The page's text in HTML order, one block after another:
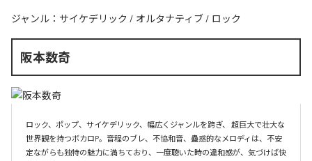
ジャンル： サイケデリック / オルタナティブ / ロック
阪本数奇
ロック、ポップ、サイケデリック、幅広くジャンルを跨ぎ、 超巨大で壮大な
世界観を持つボカロP。音程のブレ、不協和音、蠱惑的なメロディは、不安
定ながらも独特の魅力に満ちており、一度聴いた時の違和感が、気づけば快